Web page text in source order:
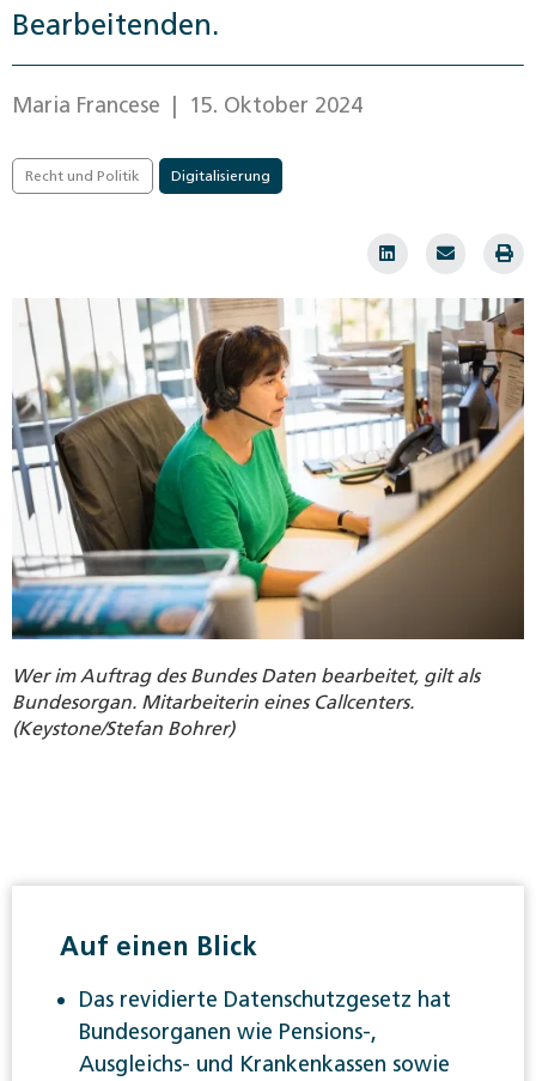
Bearbeitenden.
Maria Francese | 15. Oktober 2024
Recht und Politik Digitalisierung
Wer im Auftrag des Bundes Daten bearbeitet, gilt als
Bundesorgan. Mitarbeiterin eines Callcenters.
(Keystone/Stefan Bohrer)
Auf einen Blick
Das revidierte Datenschutzgesetz hat
Bundesorganen wie Pensions-,
Ausgleichs- und Krankenkassen sowie